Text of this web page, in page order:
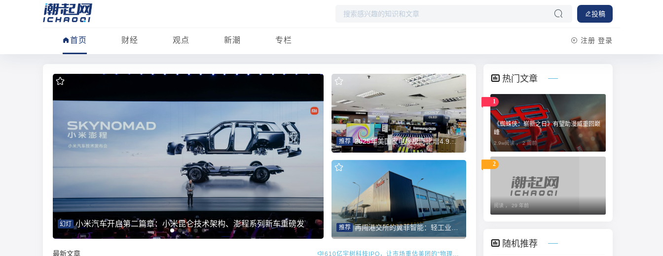
投稿
首页 财经 观点 新潮 专栏 注册 登录
幻灯
1.1%最强镜面低反+全新云天青配色：TCL X3B系列OLED+显示器正
式发布
幻灯 养固健 2026 新平衡之约国风盛典落地武汉，十位人物诠释当代新平衡
生活
推荐 2025年美国家电规模同比增4.9% 智能化为中国品牌打开新赛道
推荐 再闯港交所的翼菲智能：轻工业机器人热潮下的“放量考验”
最新文章
610亿宇树科技IPO，让市场重估美团的“物理...
热门文章
1
《蜘蛛侠：崭新之日》有望助漫威重回巅
峰
2.9w阅读 ，2 周前
2
阅读 ， 29 年前
随机推荐